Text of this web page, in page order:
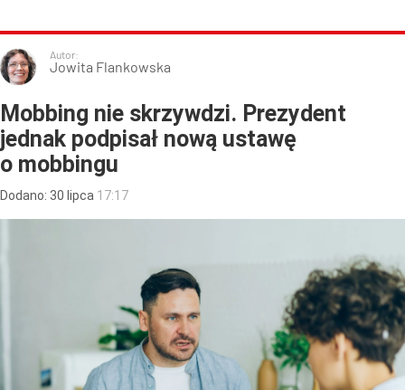
Autor:
Jowita Flankowska
Mobbing nie skrzywdzi. Prezydent
jednak podpisał nową ustawę
o mobbingu
Dodano: 30 lipca 17:17